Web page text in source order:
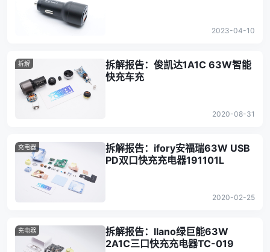
2023-04-10
拆解
拆解报告：俊凯达1A1C 63W智能
快充车充
2020-08-31
充电器
拆解报告：ifory安福瑞63W USB
PD双口快充充电器191101L
2020-02-25
充电器
拆解报告：llano绿巨能63W
2A1C三口快充充电器TC-019